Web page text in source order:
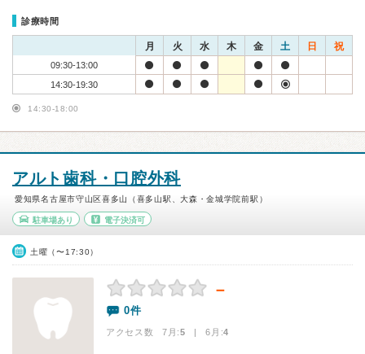
診療時間
月 火 水 木 金 土 日 祝
09:30-13:00
14:30-19:30
14:30-18:00
アルト歯科・口腔外科
愛知県名古屋市守山区喜多山（喜多山駅、大森・金城学院前駅）
駐車場あり 電子決済可
土曜（〜17:30）
－
0件
アクセス数 7月:5 | 6月:4